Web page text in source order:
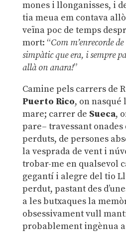
mones i llonganisses, i
tia meua em contava
veïna poc de temps
mort: “Com m’enrecorde
simpàtic que era, i sempre
allà on anara!”
Camine pels carrers de
Puerto Rico, on nasqué
mare; carrer de Sueca,
pare– travessant onades
perduts, de persones
la vesprada de vent i
trobar-me en qualsevol
gegantí i alegre del tio
perdut, pastant des
a les butxaques la
obsessivament vull
probablement ingènua a